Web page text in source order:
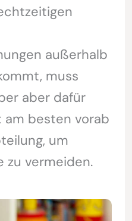
außerhalb
muss
aber dafür
besten vorab
um
zu vermeiden.